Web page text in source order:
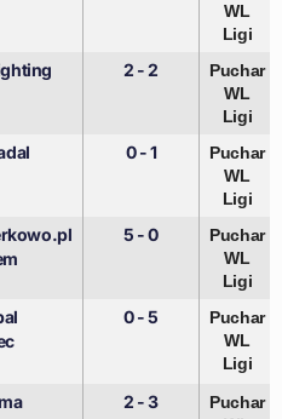
WL
Ligi
2 - 2
Puchar
WL
Ligi
0 - 1
Puchar
WL
Ligi
5 - 0
Puchar
WL
Ligi
0 - 5
Puchar
WL
Ligi
2 - 3
Puchar